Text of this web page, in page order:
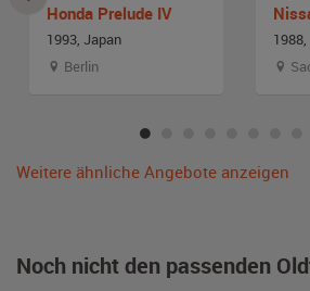
Honda Prelude IV
1993, Japan
Berlin
Weitere ähnliche Angebote anzeigen
Noch nicht den passenden